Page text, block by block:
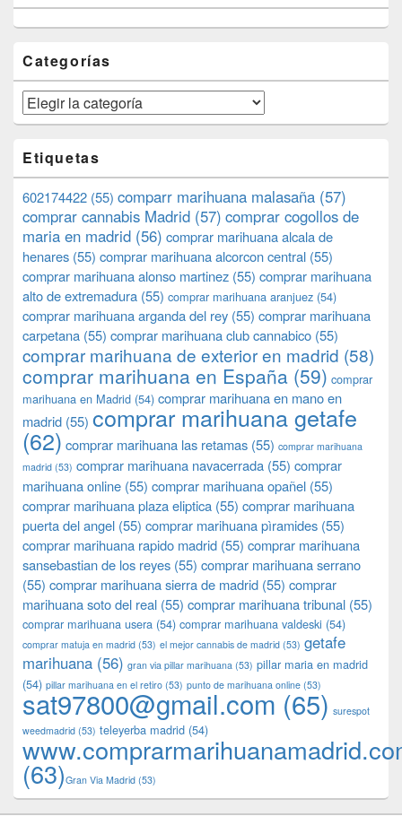
Categorías
Categorías
Etiquetas
602174422 (55) comparr marihuana malasaña (57)
comprar cannabis Madrid (57) comprar cogollos de
maria en madrid (56) comprar marihuana alcala de
henares (55) comprar marihuana alcorcon central (55)
comprar marihuana alonso martinez (55) comprar marihuana
alto de extremadura (55) comprar marihuana aranjuez (54)
comprar marihuana arganda del rey (55) comprar marihuana
carpetana (55) comprar marihuana club cannabico (55)
comprar marihuana de exterior en madrid (58)
comprar marihuana en España (59) comprar
marihuana en Madrid (54) comprar marihuana en mano en
madrid (55) comprar marihuana getafe
(62) comprar marihuana las retamas (55) comprar marihuana
madrid (53) comprar marihuana navacerrada (55) comprar
marihuana online (55) comprar marihuana opañel (55)
comprar marihuana plaza eliptica (55) comprar marihuana
puerta del angel (55) comprar marihuana pìramides (55)
comprar marihuana rapido madrid (55) comprar marihuana
sansebastian de los reyes (55) comprar marihuana serrano
(55) comprar marihuana sierra de madrid (55) comprar
marihuana soto del real (55) comprar marihuana tribunal (55)
comprar marihuana usera (54) comprar marihuana valdeski (54)
comprar matuja en madrid (53) el mejor cannabis de madrid (53) getafe
marihuana (56) gran via pillar marihuana (53) pillar maria en madrid
(54) pillar marihuana en el retiro (53) punto de marihuana online (53)
sat97800@gmail.com (65) surespot
weedmadrid (53) teleyerba madrid (54)
(63)​​Gran Via Madrid (53)